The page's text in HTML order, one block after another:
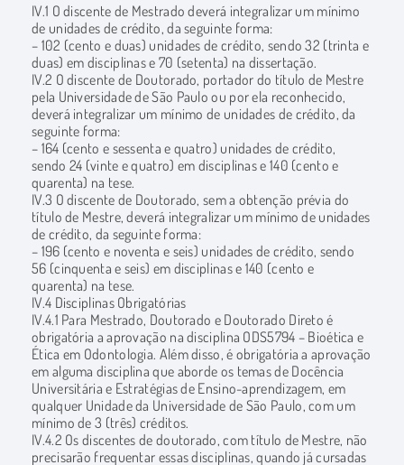
IV.1 O discente de Mestrado deverá integralizar um mínimo
de unidades de crédito, da seguinte forma:
– 102 (cento e duas) unidades de crédito, sendo 32 (trinta e
duas) em disciplinas e 70 (setenta) na dissertação.
IV.2 O discente de Doutorado, portador do título de Mestre
pela Universidade de São Paulo ou por ela reconhecido,
deverá integralizar um mínimo de unidades de crédito, da
seguinte forma:
– 164 (cento e sessenta e quatro) unidades de crédito,
sendo 24 (vinte e quatro) em disciplinas e 140 (cento e
quarenta) na tese.
IV.3 O discente de Doutorado, sem a obtenção prévia do
título de Mestre, deverá integralizar um mínimo de unidades
de crédito, da seguinte forma:
– 196 (cento e noventa e seis) unidades de crédito, sendo
56 (cinquenta e seis) em disciplinas e 140 (cento e
quarenta) na tese.
IV.4 Disciplinas Obrigatórias
IV.4.1 Para Mestrado, Doutorado e Doutorado Direto é
obrigatória a aprovação na disciplina ODS5794 – Bioética e
Ética em Odontologia. Além disso, é obrigatória a aprovação
em alguma disciplina que aborde os temas de Docência
Universitária e Estratégias de Ensino-aprendizagem, em
qualquer Unidade da Universidade de São Paulo, com um
mínimo de 3 (três) créditos.
IV.4.2 Os discentes de doutorado, com título de Mestre, não
precisarão frequentar essas disciplinas, quando já cursadas